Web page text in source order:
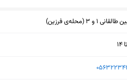
و 3 (محله‌ی فرزین)